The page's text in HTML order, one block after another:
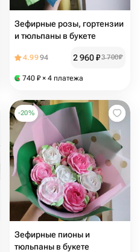
Зефирные розы, гортензии
и тюльпаны в букете
4.9994 2 960₽3 700₽
740 ₽ × 4 платежа
-20%
Зефирные пионы и
тюльпаны в букете